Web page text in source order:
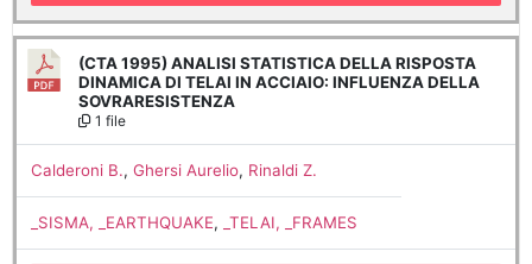
(CTA 1995) ANALISI STATISTICA DELLA RISPOSTA
DINAMICA DI TELAI IN ACCIAIO: INFLUENZA DELLA
SOVRARESISTENZA
1 file
Calderoni B., Ghersi Aurelio, Rinaldi Z.
_SISMA, _EARTHQUAKE, _TELAI, _FRAMES